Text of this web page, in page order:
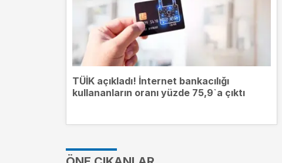
TÜİK açıkladı! İnternet bankacılığı
kullananların oranı yüzde 75,9`a çıktı